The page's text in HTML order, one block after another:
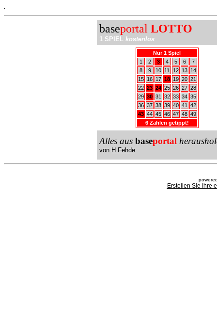
baseportal LOTTO
1 SPIEL kostenlos
Nur 1 Spiel
1
2 3 4 5 6
7
8
9 10 11 12 13
14
15
16 17 18 19 20 21
22 23 24 25 26 27 28
29 30 31 32 33 34 35
36 37 38 39 40 41
42
43 44 45 46 47 48 49
6 Zahlen getippt!
Alles aus baseportal
von H.Fehde
Erstellen Sie Ihre